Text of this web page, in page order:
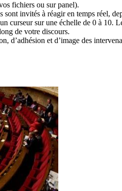
fichiers ou sur panel).
invités à réagir en temps réel,
sur une échelle de 0 à 10.
de votre discours.
d’adhésion et d’image des